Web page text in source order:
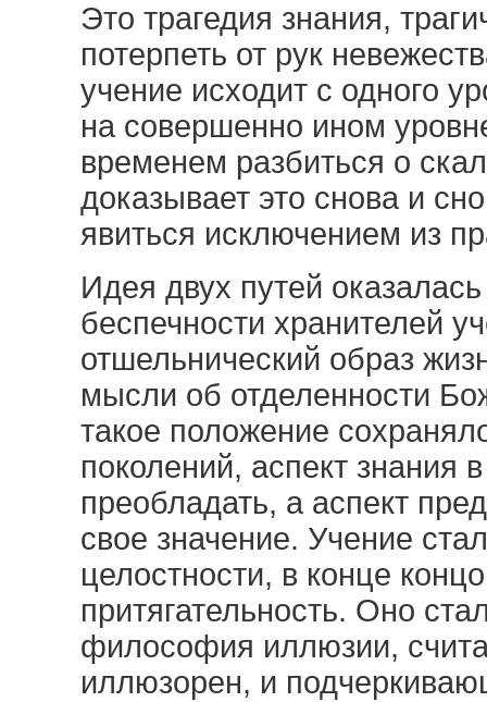
Это трагедия знания,
потерпеть от рук
учение исходит с одного
на совершенно ином
временем разбиться о
доказывает это снова и
явиться исключением из
Идея двух путей
беспечности хранителей
отшельнический образ
мысли об отделенности
такое положение
поколений, аспект
преобладать, а аспект
свое значение. Учение
целостности, в конце
притягательность. Оно
философия иллюзии,
иллюзорен, и